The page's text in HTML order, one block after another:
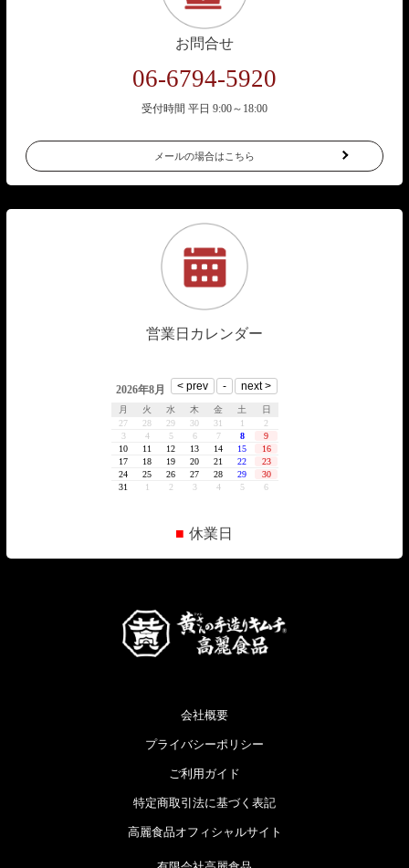
お問合せ
06-6794-5920
受付時間 平日 9:00～18:00
メールの場合はこちら
営業日カレンダー
■ 休業日
会社概要
プライバシーポリシー
ご利用ガイド
特定商取引法に基づく表記
高麗食品オフィシャルサイト